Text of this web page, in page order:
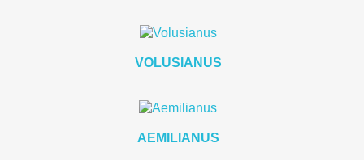
VOLUSIANUS
AEMILIANUS